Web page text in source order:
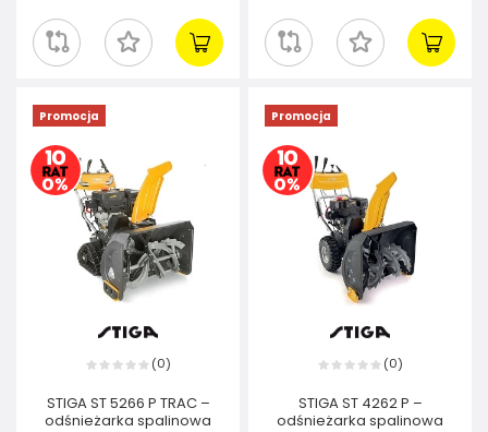
Promocja
(0)
STIGA ST 5266 P TRAC –
odśnieżarka spalinowa
Promocja
(0)
STIGA ST 4262 P –
odśnieżarka spalinowa